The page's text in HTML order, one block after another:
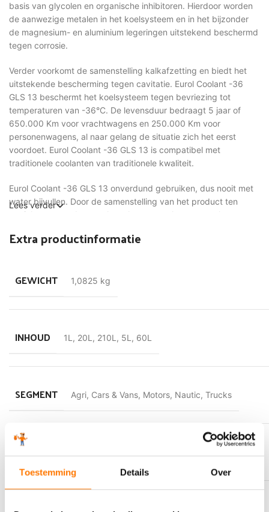
Toestemming Details Over
basis van glycolen en organische inhibitoren. Hierdoor worden
de aanwezige metalen in het koelsysteem en in het bijzonder
de magnesium- en aluminium legeringen uitstekend beschermd
tegen corrosie.
Verder voorkomt de samenstelling kalkafzetting en biedt het
uitstekende bescherming tegen cavitatie. Eurol Coolant -36
GLS 13 beschermt het koelsysteem tegen bevriezing tot
temperaturen van -36°C. De levensduur bedraagt 5 jaar of
650.000 Km voor vrachtwagens en 250.000 Km voor
personenwagens, al naar gelang de situatie zich het eerst
voordoet. Eurol Coolant -36 GLS 13 is compatibel met
traditionele coolanten van traditionele kwaliteit.
Eurol Coolant -36 GLS 13 onverdund gebruiken, dus nooit met
water bijvullen. Door de samenstelling van het product ten
opzichte van andere coolants kunnen verkregen resultaten met
vorstbestendigheid weergeven!
Lees verder
Extra productinformatie
GEWICHT 1,0825 kg
INHOUD 1L , 20L , 210L , 5L , 60L
SEGMENT Agri, Cars & Vans, Motors, Nautic, Trucks
VLAMPUNT
KLEUR